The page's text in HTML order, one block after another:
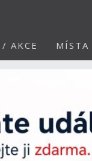
AKCE MÍSTA